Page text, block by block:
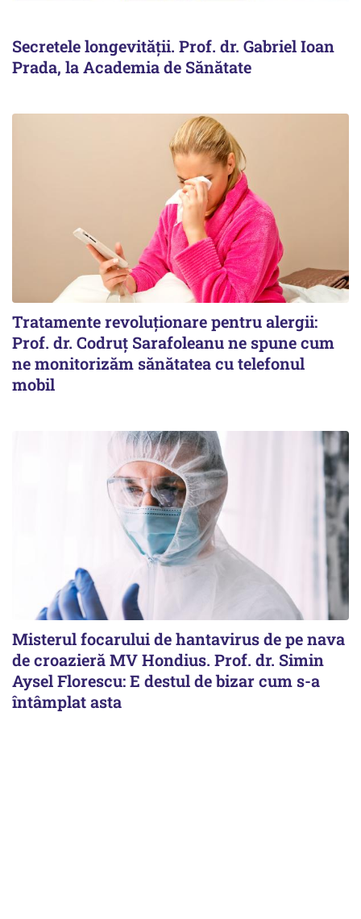
Secretele longevității. Prof. dr. Gabriel Ioan
Prada, la Academia de Sănătate
Tratamente revoluționare pentru alergii:
Prof. dr. Codruț Sarafoleanu ne spune cum
ne monitorizăm sănătatea cu telefonul
mobil
Misterul focarului de hantavirus de pe nava
de croazieră MV Hondius. Prof. dr. Simin
Aysel Florescu: E destul de bizar cum s-a
întâmplat asta